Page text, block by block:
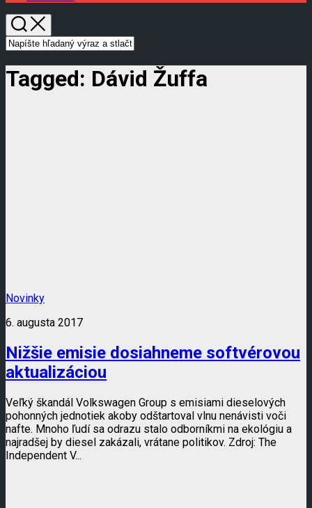
Tagged: Dávid Žuffa
Novinky
6. augusta 2017
Nižšie emisie dosiahneme softvérovou
aktualizáciou
Veľký škandál Volkswagen Group s emisiami dieselových
pohonných jednotiek akoby odštartoval vlnu nenávisti voči
nafte. Mnoho ľudí sa odrazu stalo odborníkmi na ekológiu a
najradšej by diesel zakázali, vrátane politikov. Zdroj: The
Independent V...